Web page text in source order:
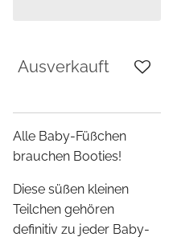
Ausverkauft
Alle Baby-Füßchen
brauchen Booties!
Diese süßen kleinen
Teilchen gehören
definitiv zu jeder Baby-